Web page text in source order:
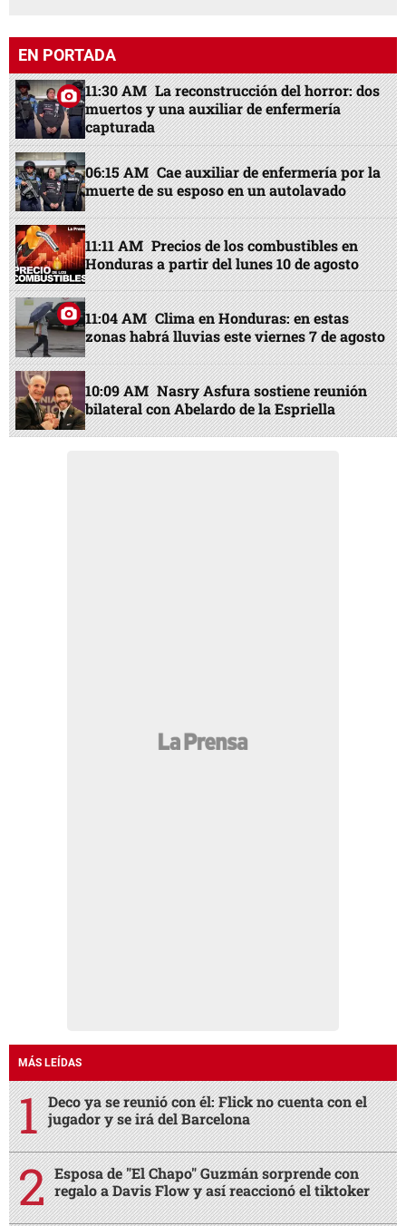
EN PORTADA
11:30 AM La reconstrucción del horror: dos
muertos y una auxiliar de enfermería
capturada
06:15 AM Cae auxiliar de enfermería por la
muerte de su esposo en un autolavado
11:11 AM Precios de los combustibles en
Honduras a partir del lunes 10 de agosto
11:04 AM Clima en Honduras: en estas
zonas habrá lluvias este viernes 7 de agosto
10:09 AM Nasry Asfura sostiene reunión
bilateral con Abelardo de la Espriella
MÁS LEÍDAS
Deco ya se reunió con él: Flick no cuenta con el
jugador y se irá del Barcelona
Esposa de "El Chapo" Guzmán sorprende con
regalo a Davis Flow y así reaccionó el tiktoker